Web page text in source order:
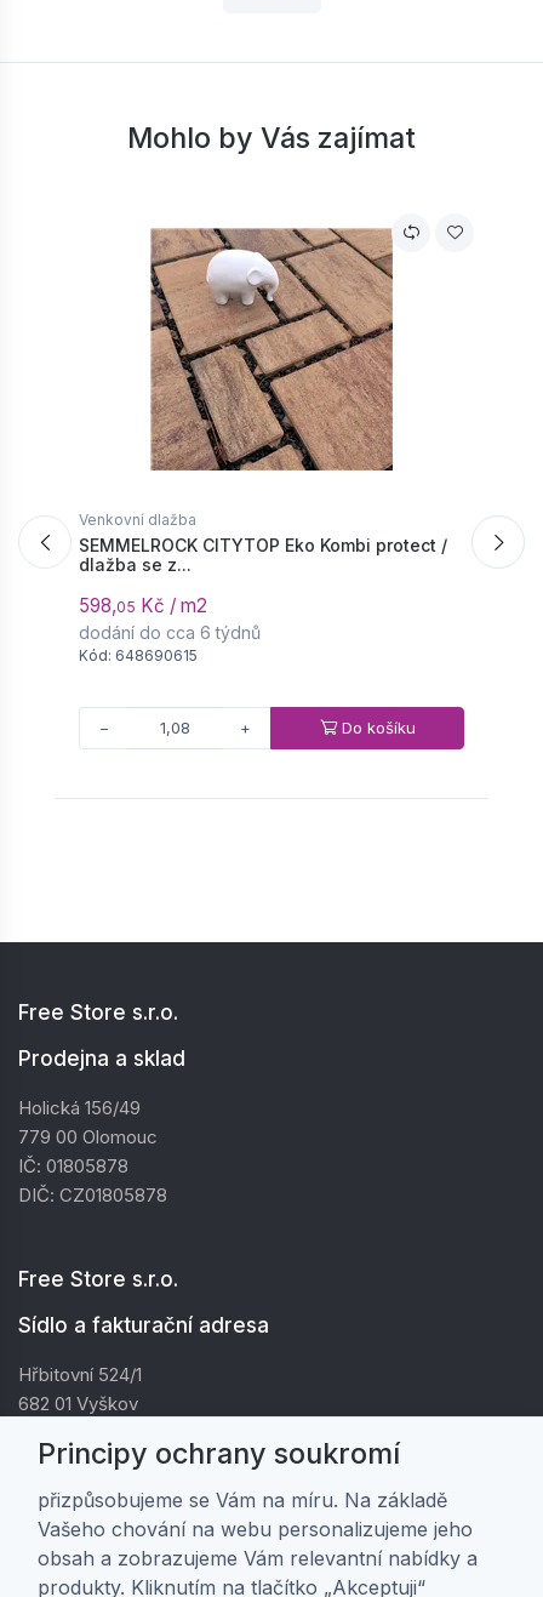
Mohlo by Vás zajímat
Venkovní dlažba
SEMMELROCK CITYTOP Eko Kombi protect /
dlažba se z...
598,05 Kč / m2
dodání do cca 6 týdnů
Kód: 648690615
− + Do košíku
Free Store s.r.o.
Prodejna a sklad
Holická 156/49
779 00 Olomouc
IČ: 01805878
DIČ: CZ01805878
Free Store s.r.o.
Sídlo a fakturační adresa
Hřbitovní 524/1
682 01 Vyškov
DIČ: CZ01805878
Zákaznická péče
Principy ochrany soukromí
přizpůsobujeme se Vám na míru. Na základě
Vašeho chování na webu personalizujeme jeho
obsah a zobrazujeme Vám relevantní nabídky a
produkty. Kliknutím na tlačítko „Akceptuji“